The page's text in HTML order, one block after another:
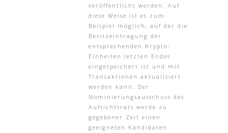
veröffentlicht werden. Auf
diese Weise ist es zum
Beispiel möglich, auf der die
Besitzeintragung der
entsprechenden Krypto-
Einheiten letzten Endes
eingespeichert ist und mit
Transaktionen aktualisiert
werden kann. Der
Nominierungsausschuss des
Aufsichtsrats werde zu
gegebener Zeit einen
geeigneten Kandidaten